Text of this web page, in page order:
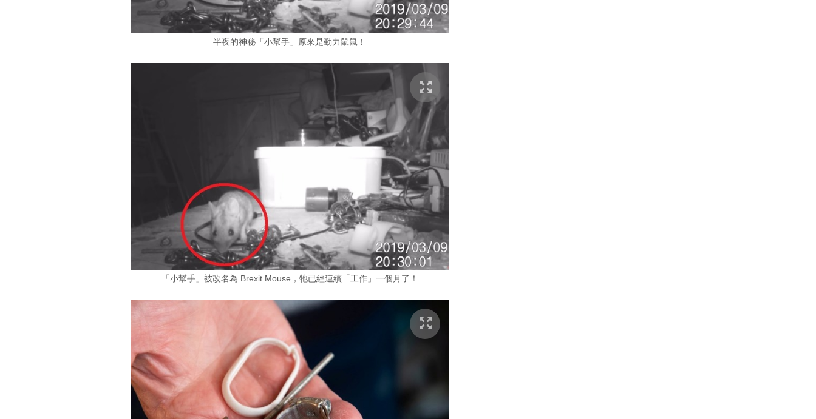
半夜的神秘「小幫手」原來是勤力鼠鼠！
「小幫手」被改名為 Brexit Mouse，牠已經連續「工作」一個月了！